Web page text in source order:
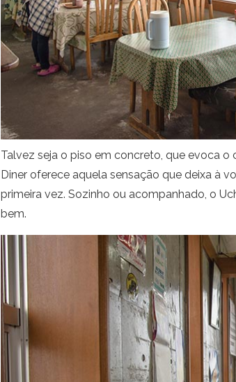
Talvez seja o piso em concreto, que evoca
Diner oferece aquela sensação que deixa à
primeira vez. Sozinho ou acompanhado, o
bem.